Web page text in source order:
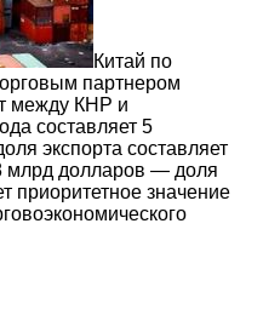
Китай по
партнером
между КНР и
составляет 5
экспорта составляет
долларов — доля
приоритетное значение